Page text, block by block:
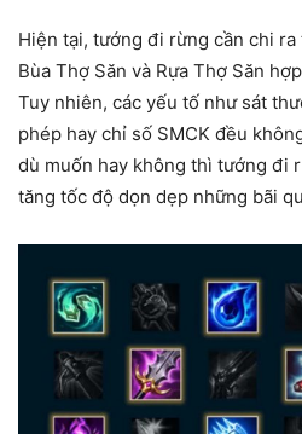
Hiện tại, tướng đi rừng cần chi
Bùa Thợ Săn và Rựa Thợ Săn
Tuy nhiên, các yếu tố như sát
phép hay chỉ số SMCK đều
dù muốn hay không thì tướng đi
tăng tốc độ dọn dẹp những bãi